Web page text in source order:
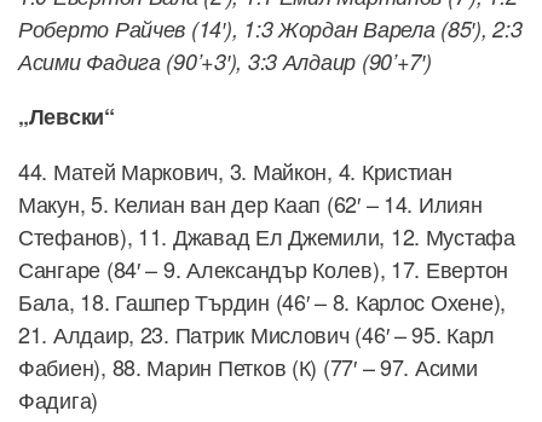
Роберто Райчев (14′), 1:3 Жордан Варела (85′), 2:3
Асими Фадига (90’+3′), 3:3 Алдаир (90’+7′)
„Левски“
44. Матей Маркович, 3. Майкон, 4. Кристиан
Макун, 5. Келиан ван дер Каап (62′ – 14. Илиян
Стефанов), 11. Джавад Ел Джемили, 12. Мустафа
Сангаре (84′ – 9. Александър Колев), 17. Евертон
Бала, 18. Гашпер Търдин (46′ – 8. Карлос Охене),
21. Алдаир, 23. Патрик Мислович (46′ – 95. Карл
Фабиен), 88. Марин Петков (К) (77′ – 97. Асими
Фадига)